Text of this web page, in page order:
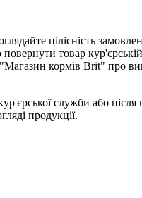
цілісність
товар
кормів Brit" про
служби або
продукції.